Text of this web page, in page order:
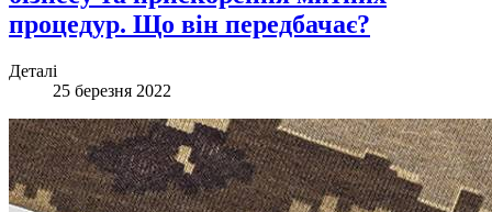
процедур. Що він передбачає?
Деталі
25 березня 2022